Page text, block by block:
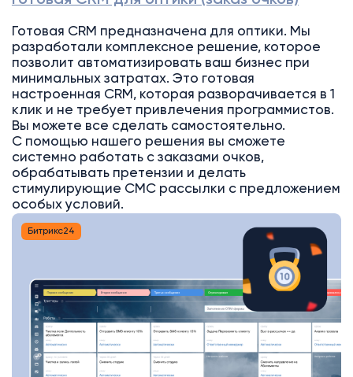
Готовая CRM предназначена для оптики. Мы
разработали комплексное решение, которое
позволит автоматизировать ваш бизнес при
минимальных затратах. Это готовая
настроенная CRM, которая разворачивается в 1
клик и не требует привлечения программистов.
Вы можете все сделать самостоятельно.
С помощью нашего решения вы сможете
системно работать с заказами очков,
обрабатывать претензии и делать
стимулирующие СМС рассылки с предложением
особых условий.
Битрикс24